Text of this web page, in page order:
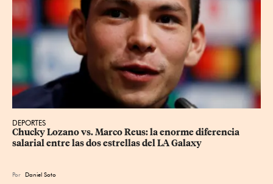
DEPORTES
Chucky Lozano vs. Marco Reus: la enorme diferencia
salarial entre las dos estrellas del LA Galaxy
Por Daniel Soto